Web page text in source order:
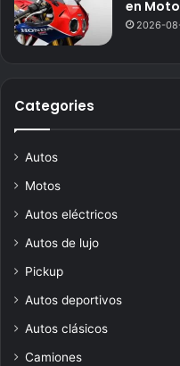
en
2026-
Categories
Autos
Motos
Autos eléctricos
Autos de lujo
Pickup
Autos deportivos
Autos clásicos
Camiones